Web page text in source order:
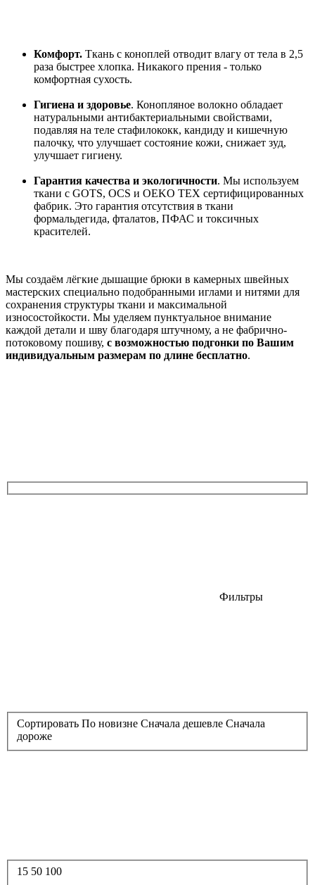
Комфорт. Ткань с коноплей отводит влагу от тела в 2,5
раза быстрее хлопка. Никакого прения - только
комфортная сухость.
Гигиена и здоровье. Конопляное волокно обладает
натуральными антибактериальными свойствами,
подавляя на теле стафилококк, кандиду и кишечную
палочку, что улучшает состояние кожи, снижает зуд,
улучшает гигиену.
Гарантия качества и экологичности. Мы используем
ткани с GOTS, OCS и OEKO TEX сертифицированных
фабрик. Это гарантия отсутствия в ткани
формальдегида, фталатов, ПФАС и токсичных
красителей.
Мы создаём лёгкие дышащие брюки в камерных швейных
мастерских специально подобранными иглами и нитями для
сохранения структуры ткани и максимальной
износостойкости. Мы уделяем пунктуальное внимание
каждой детали и шву благодаря штучному, а не фабрично-
потоковому пошиву, с возможностью подгонки по Вашим
индивидуальным размерам по длине бесплатно.
Фильтры
Сортировать По новизне Сначала дешевле Сначала
дороже
15 50 100